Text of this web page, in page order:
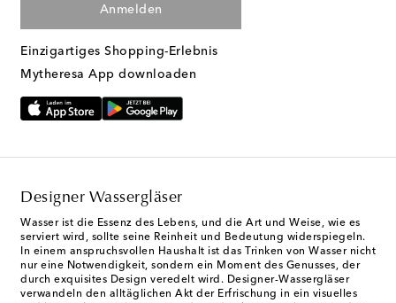
Anmelden
Einzigartiges Shopping-Erlebnis
Mytheresa App downloaden
Designer Wassergläser
Wasser ist die Essenz des Lebens, und die Art und Weise, wie es
serviert wird, sollte seine Reinheit und Bedeutung widerspiegeln.
In einem anspruchsvollen Haushalt ist das Trinken von Wasser nicht
nur eine Notwendigkeit, sondern ein Moment des Genusses, der
durch exquisites Design veredelt wird. Designer-Wassergläser
verwandeln den alltäglichen Akt der Erfrischung in ein visuelles